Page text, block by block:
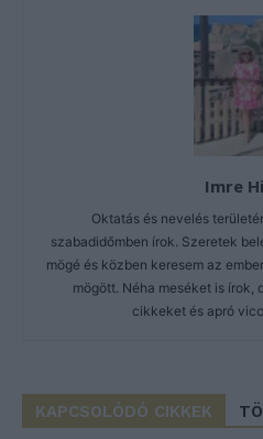
Imre
Oktatás és nevelés
szabadidőmben írok. Szeretek
mögé és közben keresem az
mögött. Néha meséket is írok,
cikkeket és apró
KAPCSOLÓDÓ CIKKEK